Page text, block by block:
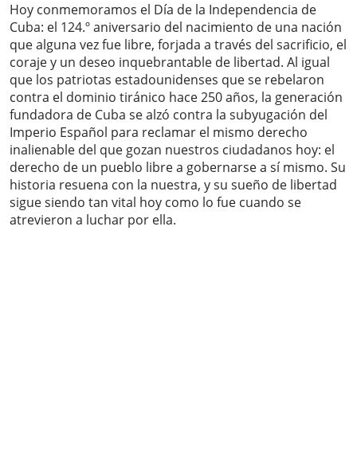
Hoy conmemoramos el Día de la Independencia de
Cuba: el 124.º aniversario del nacimiento de una nación
que alguna vez fue libre, forjada a través del sacrificio, el
coraje y un deseo inquebrantable de libertad. Al igual
que los patriotas estadounidenses que se rebelaron
contra el dominio tiránico hace 250 años, la generación
fundadora de Cuba se alzó contra la subyugación del
Imperio Español para reclamar el mismo derecho
inalienable del que gozan nuestros ciudadanos hoy: el
derecho de un pueblo libre a gobernarse a sí mismo. Su
historia resuena con la nuestra, y su sueño de libertad
sigue siendo tan vital hoy como lo fue cuando se
atrevieron a luchar por ella.